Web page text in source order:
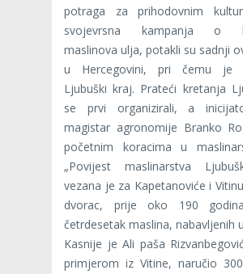
potraga za prihodovnim
svojevrsna kampanja o
maslinova ulja, potakli su sadnji
u Hercegovini, pri čemu je
Ljubuški kraj. Prateći kretanja
se prvi organizirali, a
magistar agronomije Branko
početnim koracima u
„Povijest maslinarstva
vezana je za Kapetanoviće i
dvorac, prije oko 190
četrdesetak maslina, nabavljenih
Kasnije je Ali paša
primjerom iz Vitine, naručio